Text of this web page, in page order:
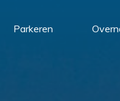
Parkeren